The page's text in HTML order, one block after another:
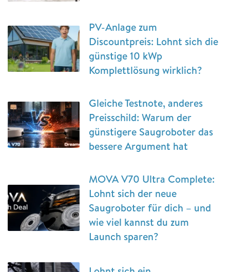
PV-Anlage zum
Discountpreis: Lohnt sich die
günstige 10 kWp
Komplettlösung wirklich?
Gleiche Testnote, anderes
Preisschild: Warum der
günstigere Saugroboter das
bessere Argument hat
MOVA V70 Ultra Complete:
Lohnt sich der neue
Saugroboter für dich – und
wie viel kannst du zum
Launch sparen?